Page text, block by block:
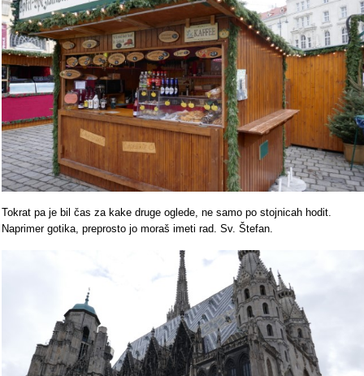
Tokrat pa je bil čas za kake druge oglede, ne samo po stojnicah hodit.
Naprimer gotika, preprosto jo moraš imeti rad. Sv. Štefan.